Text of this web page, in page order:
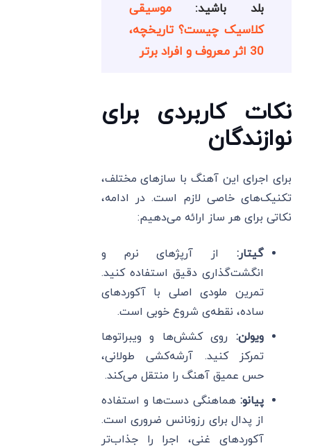
بلد باشید:موسیقی
کلاسیک چیست؟ تاریخچه،
30 اثر معروف و افراد برتر
نکات کاربردی برای
نوازندگان
برای اجرای این آهنگ با سازهای مختلف،
تکنیک‌های خاصی لازم است. در ادامه،
نکاتی برای هر ساز ارائه می‌دهیم:
گیتار: از آرپژهای نرم و
انگشت‌گذاری دقیق استفاده کنید.
تمرین ملودی اصلی با آکوردهای
ساده، نقطه‌ی شروع خوبی است.
ویولن: روی کشش‌ها و ویبراتوها
تمرکز کنید. آرشه‌کشی طولانی،
حس عمیق آهنگ را منتقل می‌کند.
پیانو: هماهنگی دست‌ها و استفاده
از پدال برای رزونانس ضروری است.
آکوردهای غنی، اجرا را جذاب‌تر